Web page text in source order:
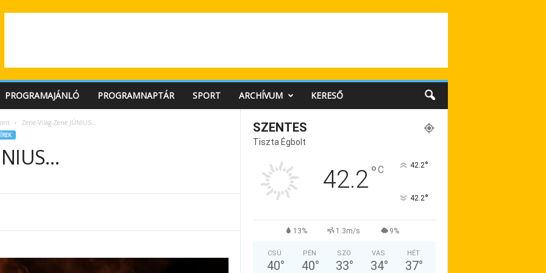
PROGRAMAJÁNLÓ PROGRAMNAPTÁR SPORT ARCHÍVUM KERESŐ
Zene-Világ-Zene JÚNIUS… SZENTES
Tiszta Égbolt
42.2°C 42.2°
42.2°
13% 1.3m/s 9%
CSÜ
40°
PÉN
40°
SZO
33°
VAS
34°
HÉT
37°